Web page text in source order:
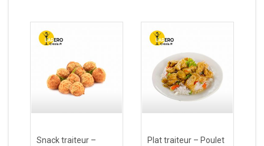
Snack traiteur –
Plat traiteur – Poulet